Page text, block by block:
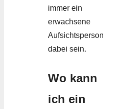
immer ein
erwachsene
Aufsichtsperson
dabei sein.
Wo kann
ich ein